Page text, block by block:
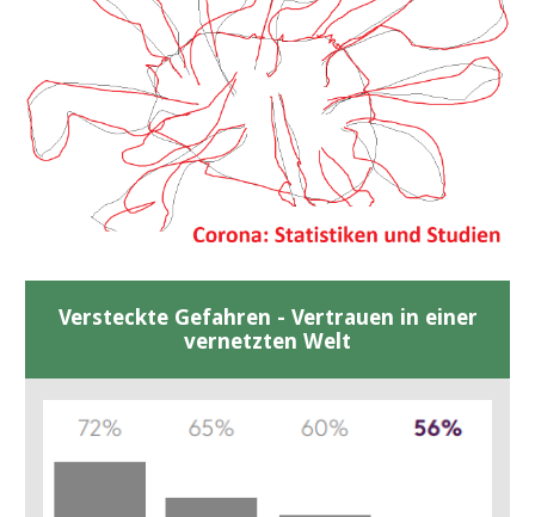
Versteckte Gefahren - Vertrauen in einer
vernetzten Welt